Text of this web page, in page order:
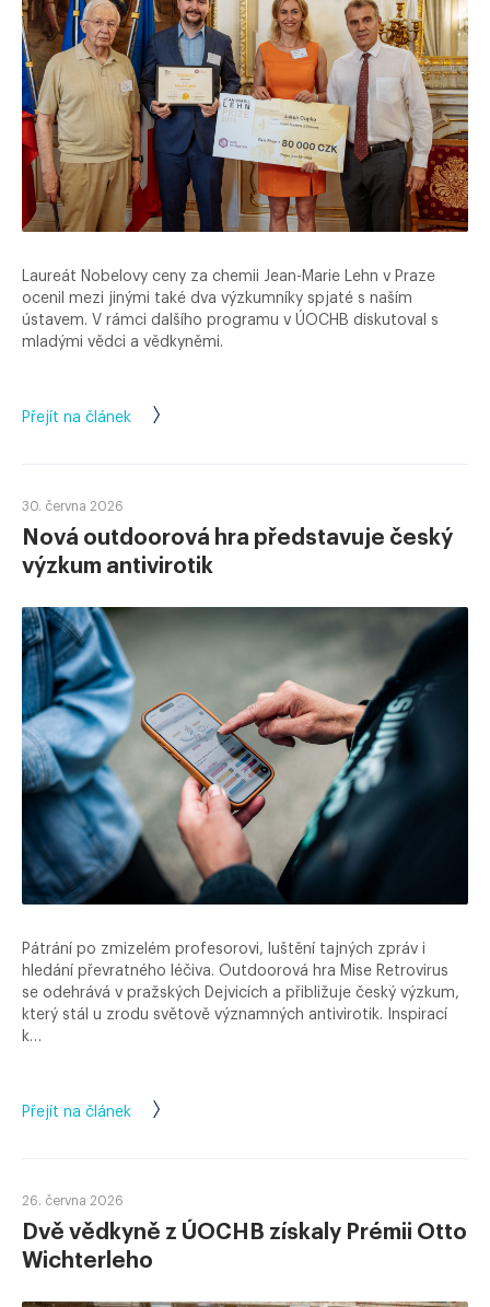
Laureát Nobelovy ceny za chemii Jean-Marie Lehn v Praze
ocenil mezi jinými také dva výzkumníky spjaté s naším
ústavem. V rámci dalšího programu v ÚOCHB diskutoval s
mladými vědci a vědkyněmi.
Přejít na článek
30. června 2026
Nová outdoorová hra představuje český
výzkum antivirotik
Pátrání po zmizelém profesorovi, luštění tajných zpráv i
hledání převratného léčiva. Outdoorová hra Mise Retrovirus
se odehrává v pražských Dejvicích a přibližuje český výzkum,
který stál u zrodu světově významných antivirotik. Inspirací
k…
Přejít na článek
26. června 2026
Dvě vědkyně z ÚOCHB získaly Prémii Otto
Wichterleho